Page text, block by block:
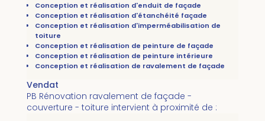
Conception et réalisation d'enduit de façade
Conception et réalisation d'étanchéité façade
Conception et réalisation d'imperméabilisation de
toiture
Conception et réalisation de peinture de façade
Conception et réalisation de peinture intérieure
Conception et réalisation de ravalement de façade
Vendat
PB Rénovation ravalement de façade -
couverture - toiture intervient à proximité de :